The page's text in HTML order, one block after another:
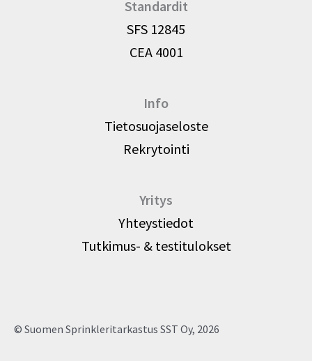
Standardit
SFS 12845
CEA 4001
Info
Tietosuojaseloste
Rekrytointi
Yritys
Yhteystiedot
Tutkimus- & testitulokset
© Suomen Sprinkleritarkastus SST Oy, 2026